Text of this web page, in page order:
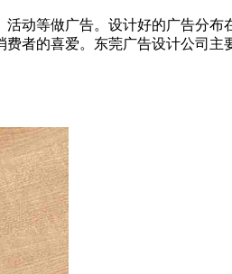
动等做广告。设计好的广告分布
者的喜爱。东莞广告设计公司主